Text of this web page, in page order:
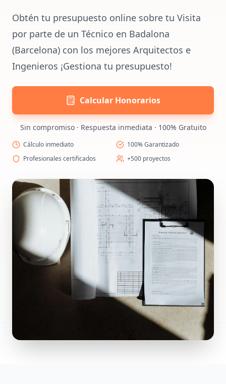
Obtén tu presupuesto online sobre tu Visita
por parte de un Técnico en Badalona
(Barcelona) con los mejores Arquitectos e
Ingenieros ¡Gestiona tu presupuesto!
Calcular Honorarios
Sin compromiso · Respuesta inmediata · 100% Gratuito
Cálculo inmediato
100% Garantizado
Profesionales certificados
+500 proyectos